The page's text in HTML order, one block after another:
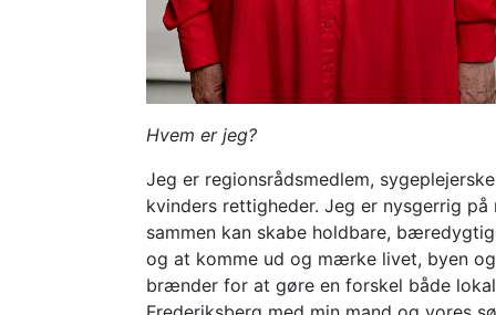
Hvem er jeg?
Jeg er regionsrådsmedlem,
kvinders rettigheder. Jeg er nysgerrig
sammen kan skabe holdbare,
og at komme ud og mærke livet, byen
brænder for at gøre en forskel både